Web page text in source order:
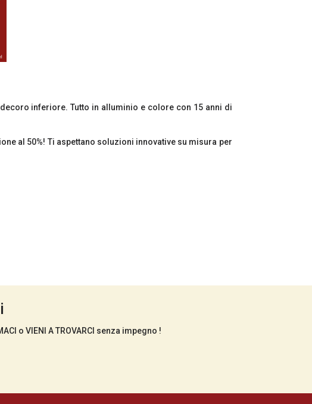
inferiore. Tutto in alluminio e colore con 15 anni di
al 50%! Ti aspettano soluzioni innovative su misura per
o VIENI A TROVARCI senza impegno !